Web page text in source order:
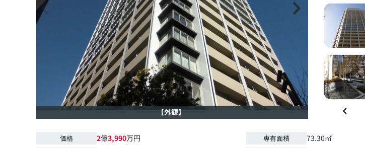
【外観】
価格 2億3,990万円 専有面積 73.30㎡